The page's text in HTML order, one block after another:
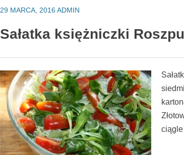
29 MARCA, 2016 ADMIN
Sałatka księżniczki